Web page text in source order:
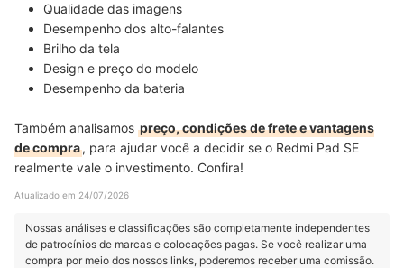
Qualidade das imagens
Desempenho dos alto-falantes
Brilho da tela
Design e preço do modelo
Desempenho da bateria
Também analisamos preço, condições de frete e vantagens
de compra, para ajudar você a decidir se o Redmi Pad SE
realmente vale o investimento. Confira!
Atualizado em 24/07/2026
Nossas análises e classificações são completamente independentes
de patrocínios de marcas e colocações pagas. Se você realizar uma
compra por meio dos nossos links, poderemos receber uma comissão.